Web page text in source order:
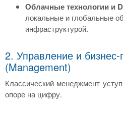
Облачные технологии и
локальные и глобальные
инфраструктурой.
2. Управление и
(Management)
Классический менеджмент
опоре на цифру.